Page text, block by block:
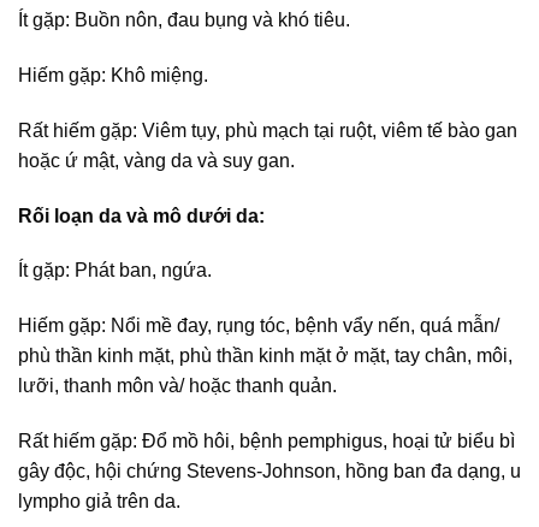
Ít gặp: Buồn nôn, đau bụng và khó tiêu.
Hiếm gặp: Khô miệng.
Rất hiếm gặp: Viêm tụy, phù mạch tại ruột, viêm tế bào gan
hoặc ứ mật, vàng da và suy gan.
Rối loạn da và mô dưới da:
Ít gặp: Phát ban, ngứa.
Hiếm gặp: Nổi mề đay, rụng tóc, bệnh vẩy nến, quá mẫn/
phù thần kinh mặt, phù thần kinh mặt ở mặt, tay chân, môi,
lưỡi, thanh môn và/ hoặc thanh quản.
Rất hiếm gặp: Đổ mồ hôi, bệnh pemphigus, hoại tử biểu bì
gây độc, hội chứng Stevens-Johnson, hồng ban đa dạng, u
lympho giả trên da.